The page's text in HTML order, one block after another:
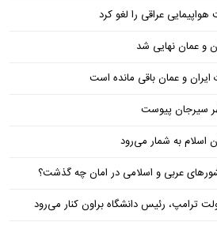
عراقی را لغو کرد
و عمان نهایی شد
و عمان باقی مانده است
سیرجان پیوست
به شمار می‌رود
عربی و اسلامی در امان چه گذشت؟
ترامپ، رئیس دانشگاه براون کنار می‌رود